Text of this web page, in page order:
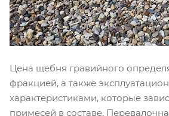
Цена щебня гравийного
фракцией, а также
характеристиками, которые
примесей в составе.